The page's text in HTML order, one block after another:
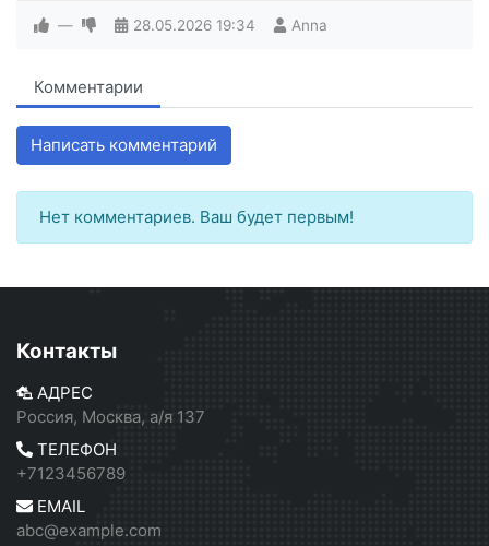
— 28.05.2026 19:34 Anna
Комментарии
Написать комментарий
Нет комментариев. Ваш будет первым!
Контакты
АДРЕС
Россия, Москва, а/я 137
ТЕЛЕФОН
+7123456789
EMAIL
abc@example.com